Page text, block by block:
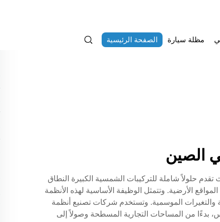
الصفحة الرئيسية مظلة سيارة
الصين
حلولاً شاملة للتركيبات الشمسية الكبيرة النطاق
الأرضية. وتتمثل الوظيفة الأساسية لهذه الأنظمة
الموسمية. وتستخدم شركات تصنيع أنظمة
بدءًا من المساحات التجارية المسطحة وصولاً إلى